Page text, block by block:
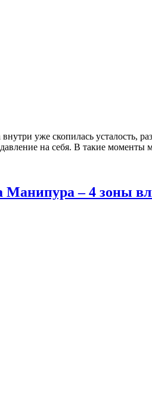
уже скопилась усталость,
на себя. В такие
Манипура – 4 зоны